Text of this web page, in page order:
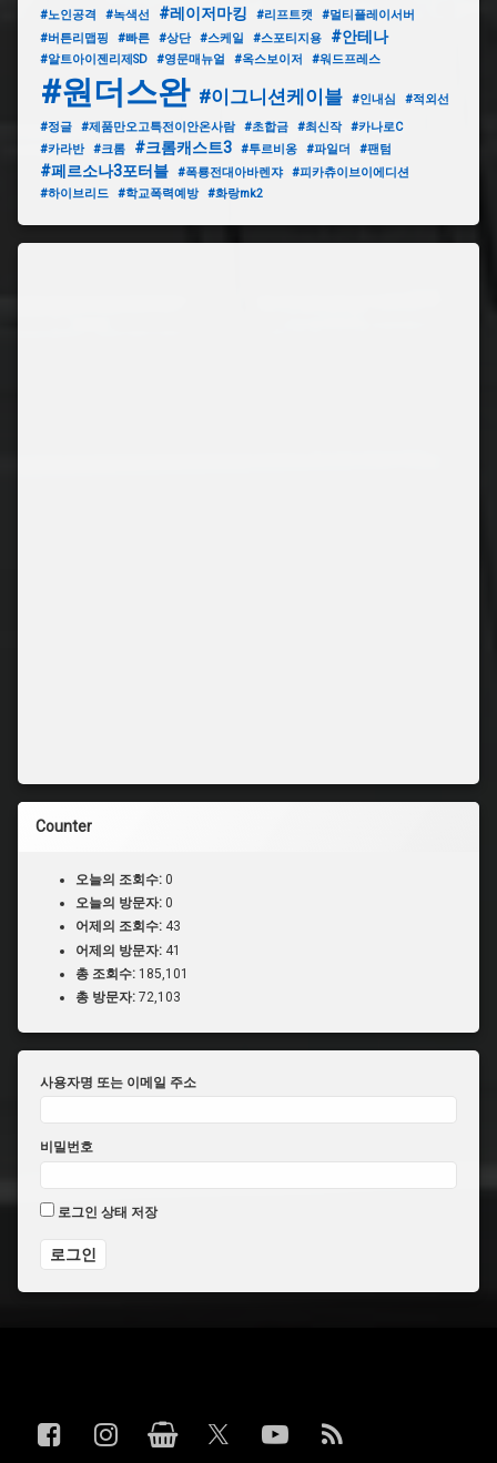
#노인공격
#녹색선 #레이저마킹 #리프트캣
#멀티플레이서버
#버튼리맵핑
#빠른 #상단 #스케일 #스포티지용 #안테나
#알트아이젠리제SD #영문매뉴얼 #옥스보이저 #워드프레스
#원더스완 #이그니션케이블 #인내심
#적외선
#정글
#제품만오고특전이안온사람 #초합금 #최신작
#카나로C
#카라반
#크롬 #크롬캐스트3 #투르비옹 #파일더 #팬텀
#페르소나3포터블 #폭룡전대아바렌쟈
#피카츄이브이에디션
#하이브리드
#학교폭력예방 #화랑mk2
Counter
오늘의 조회수: 0
오늘의 방문자: 0
어제의 조회수: 43
어제의 방문자: 41
총 조회수: 185,101
총 방문자: 72,103
사용자명 또는 이메일 주소
비밀번호
로그인 상태 저장
페이스북인스타그램
상점 YouTube
RSS